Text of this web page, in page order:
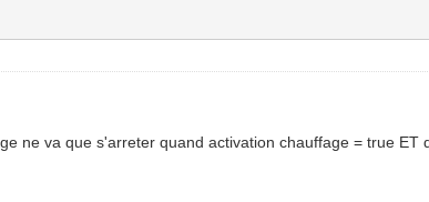
ne va que s'arreter quand activation chauffage = true ET